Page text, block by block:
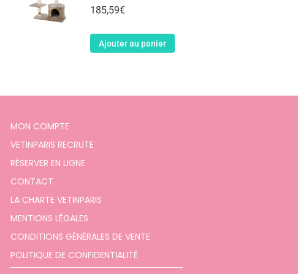
185,59€
Ajouter au panier
MON COMPTE
VETINPARIS RECRUTE
RÉSERVER EN LIGNE
CONTACT
LA CHARTE VETINPARIS
MENTIONS LÉGALES
CONDITIONS GÉNÉRALES DE VENTE
POLITIQUE DE CONFIDENTIALITÉ